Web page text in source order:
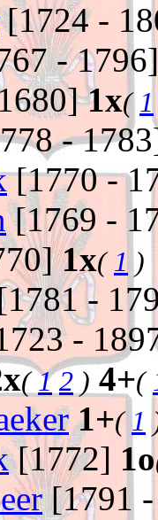
[1724 -
-
1x( 1
-
[1770 -
[1769 -
1x( 1 )
-
-
(1 2 ) 4+(
1+( 1
[1772] 1o
[1791